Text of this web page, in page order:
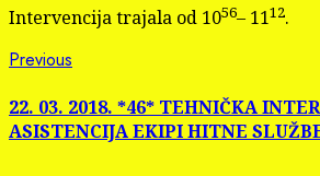
Intervencija trajala od 1056– 1112.
Continue
Reading
Previous
22. 03. 2018. *46* TEHNIČKA
ASISTENCIJA EKIPI HITNE